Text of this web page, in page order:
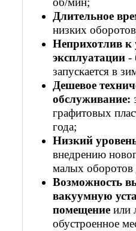
Длительное
низких
Неприхотлив к
эксплуатации -
запускается в
Дешевое
обслуживание:
графитовых
года;
Низкий
внедрению
малых оборотов
Возможность
вакуумную
помещение или
обустроенное